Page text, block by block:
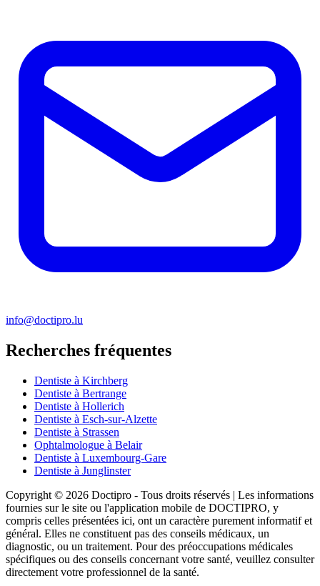
info@doctipro.lu
Recherches fréquentes
Dentiste à Kirchberg
Dentiste à Bertrange
Dentiste à Hollerich
Dentiste à Esch-sur-Alzette
Dentiste à Strassen
Ophtalmologue à Belair
Dentiste à Luxembourg-Gare
Dentiste à Junglinster
Copyright © 2026 Doctipro - Tous droits réservés | Les informations
fournies sur le site ou l'application mobile de DOCTIPRO, y
compris celles présentées ici, ont un caractère purement informatif et
général. Elles ne constituent pas des conseils médicaux, un
diagnostic, ou un traitement. Pour des préoccupations médicales
spécifiques ou des conseils concernant votre santé, veuillez consulter
directement votre professionnel de la santé.